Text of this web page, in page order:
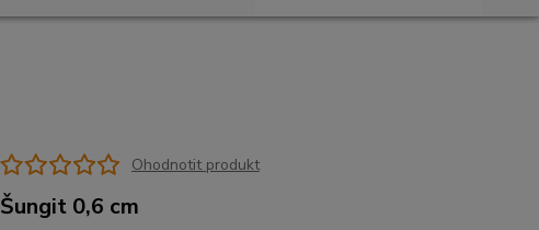
Ohodnotit produkt
Šungit 0,6 cm